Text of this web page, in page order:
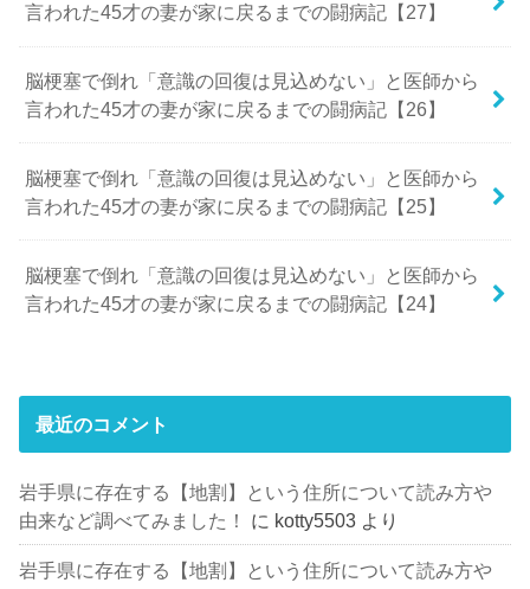
言われた45才の妻が家に戻るまでの闘病記【27】
脳梗塞で倒れ「意識の回復は見込めない」と医師から
言われた45才の妻が家に戻るまでの闘病記【26】
脳梗塞で倒れ「意識の回復は見込めない」と医師から
言われた45才の妻が家に戻るまでの闘病記【25】
脳梗塞で倒れ「意識の回復は見込めない」と医師から
言われた45才の妻が家に戻るまでの闘病記【24】
最近のコメント
岩手県に存在する【地割】という住所について読み方や
由来など調べてみました！
に kotty5503 より
岩手県に存在する【地割】という住所について読み方や